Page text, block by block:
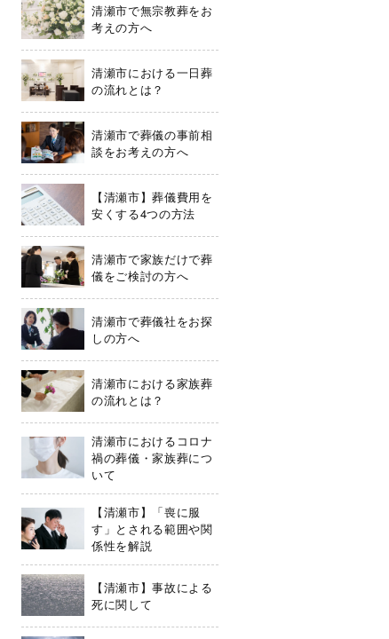
清瀬市で無宗教葬をお
考えの方へ
清瀬市における一日葬
の流れとは？
清瀬市で葬儀の事前相
談をお考えの方へ
【清瀬市】葬儀費用を
安くする4つの方法
清瀬市で家族だけで葬
儀をご検討の方へ
清瀬市で葬儀社をお探
しの方へ
清瀬市における家族葬
の流れとは？
清瀬市におけるコロナ
禍の葬儀・家族葬につ
いて
【清瀬市】「喪に服
す」とされる範囲や関
係性を解説
【清瀬市】事故による
死に関して